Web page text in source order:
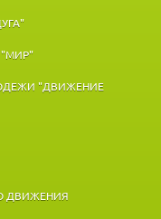
"МИР"
"ДВИЖЕНИЕ
ДВИЖЕНИЯ